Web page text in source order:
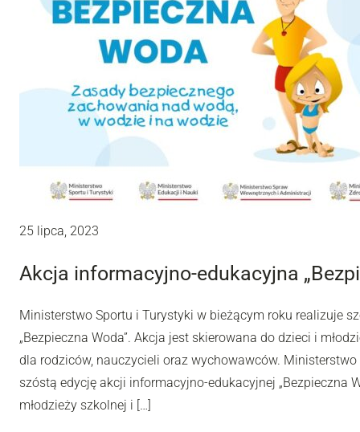
25 lipca, 2023
Akcja informacyjno-edukacyjna
Ministerstwo Sportu i Turystyki w bieżącym roku realizuje
„Bezpieczna Woda”. Akcja jest skierowana do dzieci i
dla rodziców, nauczycieli oraz wychowawców.
szóstą edycję akcji informacyjno-edukacyjnej „Bezpieczna
młodzieży szkolnej i […]